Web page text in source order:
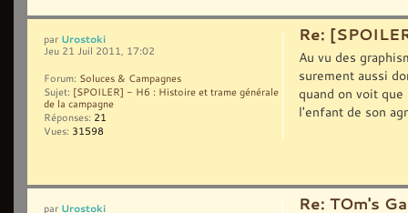
Re:
Au vu des
surement aussi
quand on voit
l'enfant de son
par Urostoki
Jeu 21 Juil 2011, 17:02
Forum: Soluces & Campagnes
Sujet: [SPOILER] - H6 : Histoire et trame générale
de la campagne
Réponses: 21
Vues: 31598
Re: TOm's
par Urostoki